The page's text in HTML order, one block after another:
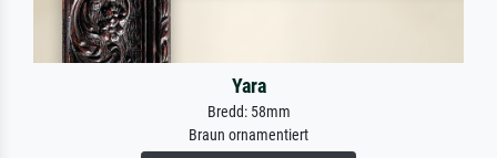
Yara
Bredd: 58mm
Braun ornamentiert